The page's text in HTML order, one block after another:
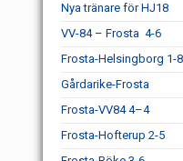
Nya tränare för HJ18
VV-84 – Frosta 4-6
Frosta-Helsingborg 1-8
Gårdarike-Frosta
Frosta-VV84 4–4
Frosta-Hofterup 2-5